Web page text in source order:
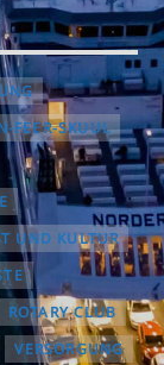
FEER-SKUUL
UND KULTUR
ROTARY CLUB
VERSORGUNG